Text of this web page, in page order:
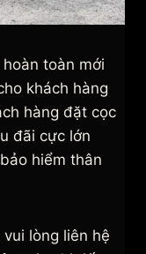
toàn mới
khách hàng
hàng đặt cọc
đãi cực lớn
hiểm thân
lòng liên hệ